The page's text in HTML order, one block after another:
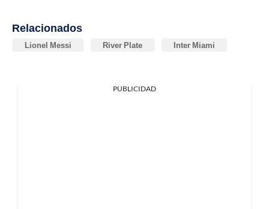
Relacionados
Lionel Messi River Plate Inter Miami
PUBLICIDAD